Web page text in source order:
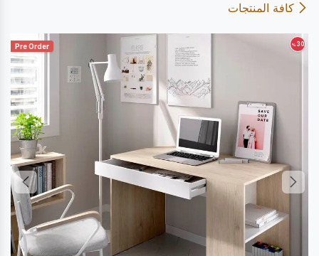
كافة المنتجات
Pre Order 30
%